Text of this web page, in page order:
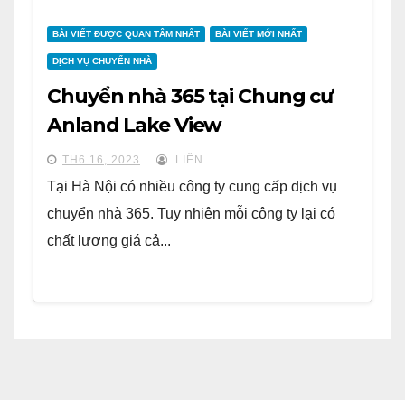
BÀI VIẾT ĐƯỢC QUAN TÂM NHẤT BÀI VIẾT MỚI NHẤT
DỊCH VỤ CHUYỂN NHÀ
Chuyển nhà 365 tại Chung cư
Anland Lake View
TH6 16, 2023 LIÊN
Tại Hà Nội có nhiều công ty cung cấp dịch vụ
chuyển nhà 365. Tuy nhiên mỗi công ty lại có
chất lượng giá cả...